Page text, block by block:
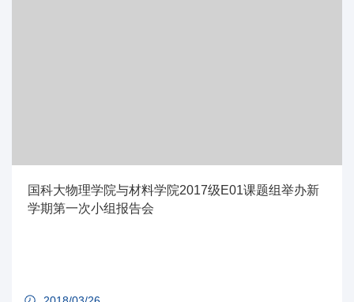
国科大物理学院与材料学院2017级E01课题组举办新
学期第一次小组报告会